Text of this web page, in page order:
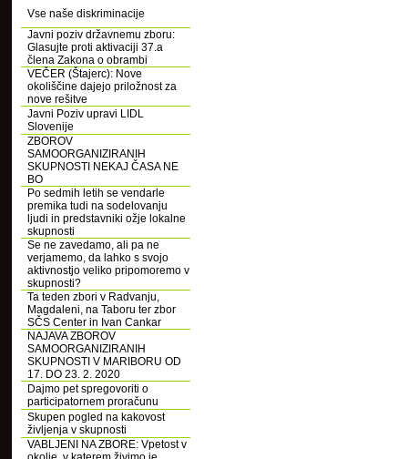
Vse naše diskriminacije
Javni poziv državnemu zboru:
Glasujte proti aktivaciji 37.a
člena Zakona o obrambi
VEČER (Štajerc): Nove
okoliščine dajejo priložnost za
nove rešitve
Javni Poziv upravi LIDL
Slovenije
ZBOROV
SAMOORGANIZIRANIH
SKUPNOSTI NEKAJ ČASA NE
BO
Po sedmih letih se vendarle
premika tudi na sodelovanju
ljudi in predstavniki ožje lokalne
skupnosti
Se ne zavedamo, ali pa ne
verjamemo, da lahko s svojo
aktivnostjo veliko pripomoremo v
skupnosti?
Ta teden zbori v Radvanju,
Magdaleni, na Taboru ter zbor
SČS Center in Ivan Cankar
NAJAVA ZBOROV
SAMOORGANIZIRANIH
SKUPNOSTI V MARIBORU OD
17. DO 23. 2. 2020
Dajmo pet spregovoriti o
participatornem proračunu
Skupen pogled na kakovost
življenja v skupnosti
VABLJENI NA ZBORE: Vpetost v